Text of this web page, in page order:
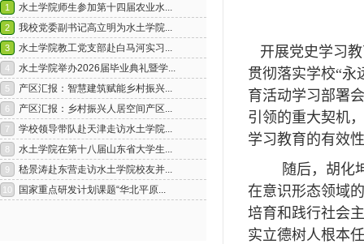
开展党史学习教
贯彻落实学校“永
育活动学习部署
引领的重大契机
学习教育的有效
随后，胡化
在意识形态领域
培育和践行社会
实立德树人根本